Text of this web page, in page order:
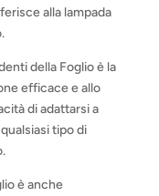
alla lampada
della Foglio è la
efficace e allo
di adattarsi a
tipo di
è anche